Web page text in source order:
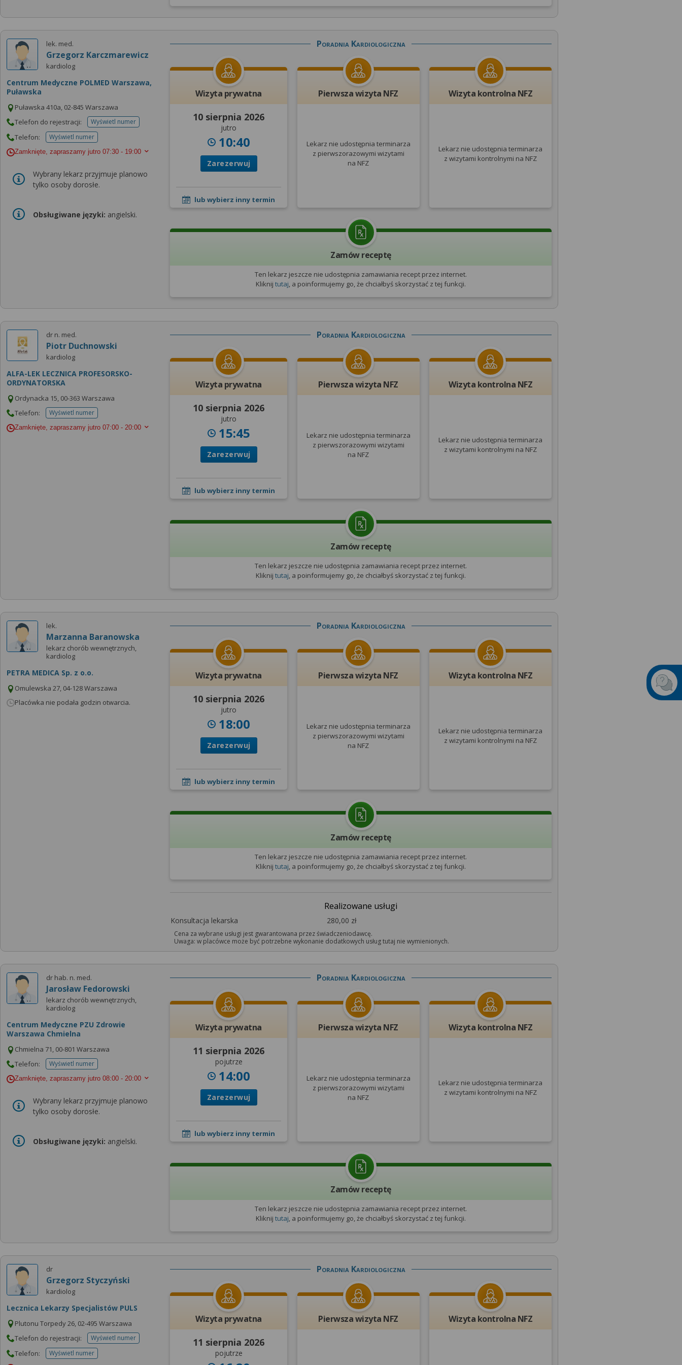
lek. med.
Grzegorz Karczmarewicz
kardiolog
Centrum Medyczne POLMED Warszawa,
Puławska
Puławska 410a, 02-845 Warszawa
Telefon do rejestracji:
Wyświetl numertelefonu do rejestracji
Telefon: Wyświetl numertelefonu do placowki
Zamknięte, zapraszamy jutro 07:30 - 19:00
Wybrany lekarz przyjmuje planowo
tylko osoby dorosłe.
Obsługiwane języki: angielski.
Poradnia Kardiologiczna
Wizyta prywatna
10 sierpnia 2026
jutro
10:40
Zarezerwuj
lub wybierz inny termin
Pierwsza wizyta NFZ
Lekarz nie udostępnia terminarza
z pierwszorazowymi wizytami
na NFZ
Wizyta kontrolna NFZ
Lekarz nie udostępnia terminarza
z wizytami kontrolnymi na NFZ
Zamów receptę
Ten lekarz jeszcze nie udostępnia zamawiania recept przez internet.
Kliknijtutaj, a poinformujemy go, że chciałbyś skorzystać z tej funkcji.
dr n. med.
Piotr Duchnowski
kardiolog
ALFA-LEK LECZNICA PROFESORSKO-
ORDYNATORSKA
Ordynacka 15, 00-363 Warszawa
Telefon:
Wyświetl numertelefonu do placowki
Zamknięte, zapraszamy jutro 07:00 - 20:00
Poradnia Kardiologiczna
Wizyta prywatna
10 sierpnia 2026
jutro
15:45
Zarezerwuj
lub wybierz inny termin
Pierwsza wizyta NFZ
Lekarz nie udostępnia terminarza
z pierwszorazowymi wizytami
na NFZ
Wizyta kontrolna NFZ
Lekarz nie udostępnia terminarza
z wizytami kontrolnymi na NFZ
Zamów receptę
Ten lekarz jeszcze nie udostępnia zamawiania recept przez internet.
Kliknijtutaj , a poinformujemy go, że chciałbyś skorzystać z tej funkcji.
lek.
Marzanna Baranowska
lekarz chorób wewnętrznych,
kardiolog
PETRA MEDICA Sp. z o.o.
Omulewska 27, 04-128 Warszawa
Placówka nie podała godzin otwarcia.
Poradnia Kardiologiczna
Wizyta prywatna
10 sierpnia 2026
jutro
18:00
Zarezerwuj
lub wybierz inny termin
Pierwsza wizyta NFZ
Lekarz nie udostępnia terminarza
z pierwszorazowymi wizytami
na NFZ
Wizyta kontrolna NFZ
Lekarz nie udostępnia terminarza
z wizytami kontrolnymi na NFZ
Zamów receptę
Ten lekarz jeszcze nie udostępnia zamawiania recept przez internet.
Kliknijtutaj, a poinformujemy go, że chciałbyś skorzystać z tej funkcji.
Realizowane usługi
Konsultacja lekarska 280,00 zł
Cena za wybrane usługi jest gwarantowana przez świadczeniodawcę.
Uwaga: w placówce może być potrzebne wykonanie dodatkowych usług tutaj nie wymienionych.
dr hab. n. med.
Jarosław Fedorowski
lekarz chorób wewnętrznych,
kardiolog
Centrum Medyczne PZU Zdrowie
Warszawa Chmielna
Chmielna 71, 00-801 Warszawa
Telefon:
Wyświetl numertelefonu do placowki
Zamknięte, zapraszamy jutro 08:00 - 20:00
Wybrany lekarz przyjmuje planowo
tylko osoby dorosłe.
Obsługiwane języki: angielski.
Poradnia Kardiologiczna
Wizyta prywatna
11 sierpnia 2026
pojutrze
14:00
Zarezerwuj
lub wybierz inny termin
Pierwsza wizyta NFZ
Lekarz nie udostępnia terminarza
z pierwszorazowymi wizytami
na NFZ
Wizyta kontrolna NFZ
Lekarz nie udostępnia terminarza
z wizytami kontrolnymi na NFZ
Zamów receptę
Ten lekarz jeszcze nie udostępnia zamawiania recept przez internet.
Kliknijtutaj, a poinformujemy go, że chciałbyś skorzystać z tej funkcji.
dr
Grzegorz Styczyński
kardiolog
Lecznica Lekarzy Specjalistów PULS
Plutonu Torpedy 26, 02-495 Warszawa
Telefon do rejestracji:
Wyświetl numertelefonu do rejestracji
Telefon: Wyświetl numertelefonu do placowki
Poradnia Kardiologiczna
Wizyta prywatna
11 sierpnia 2026
pojutrze
Pierwsza wizyta NFZ Wizyta kontrolna NFZ